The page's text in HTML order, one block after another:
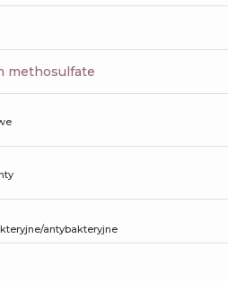
methosulfate
antybakteryjne